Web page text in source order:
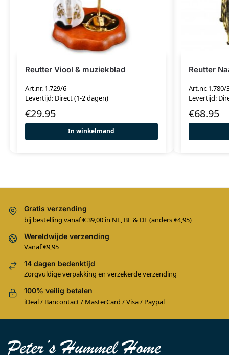
Reutter Viool & muziekblad
Art.nr. 1.729/6
Levertijd: Direct (1-2 dagen)
€29.95
In winkelmand
Reutter
Art.nr. 1.780/
Levertijd:
€68.95
Gratis verzending
bij bestelling vanaf € 39,00 in NL, BE & DE (anders €4,95)
Wereldwijde verzending
Vanaf €9,95
14 dagen bedenktijd
Zorgvuldige verpakking en verzekerde verzending
100% veilig betalen
iDeal / Bancontact / MasterCard / Visa / Paypal